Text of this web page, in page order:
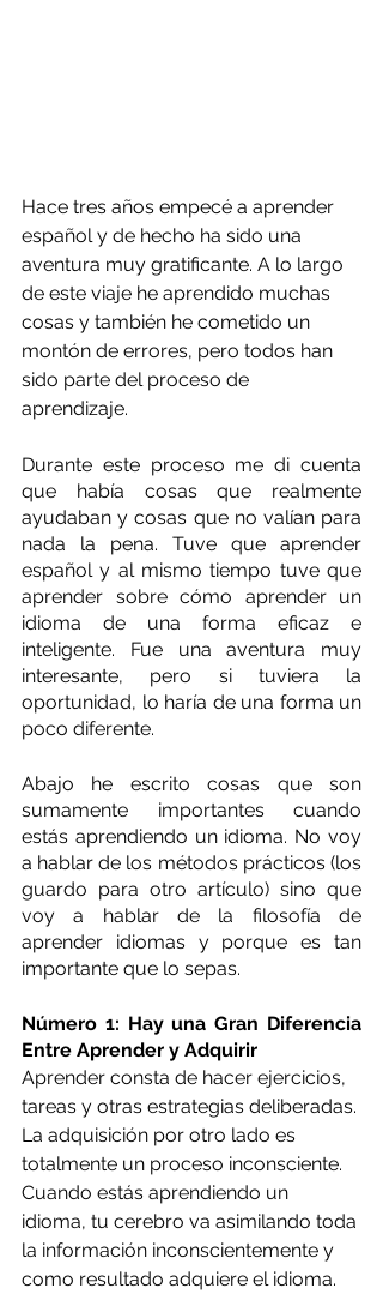
Hace tres años empecé a aprender
español y de hecho ha sido una
aventura muy gratificante. A lo largo
de este viaje he aprendido muchas
cosas y también he cometido un
montón de errores, pero todos han
sido parte del proceso de
aprendizaje.
Durante este proceso me di cuenta
que había cosas que realmente
ayudaban y cosas que no valían para
nada la pena. Tuve que aprender
español y al mismo tiempo tuve que
aprender sobre cómo aprender un
idioma de una forma eficaz e
inteligente. Fue una aventura muy
interesante, pero si tuviera la
oportunidad, lo haría de una forma un
poco diferente.
Abajo he escrito cosas que son
sumamente importantes cuando
estás aprendiendo un idioma. No voy
a hablar de los métodos prácticos (los
guardo para otro artículo) sino que
voy a hablar de la filosofía de
aprender idiomas y porque es tan
importante que lo sepas.
Número 1: Hay una Gran Diferencia
Entre Aprender y Adquirir
Aprender consta de hacer ejercicios,
tareas y otras estrategias deliberadas.
La adquisición por otro lado es
totalmente un proceso inconsciente.
Cuando estás aprendiendo un
idioma, tu cerebro va asimilando toda
la información inconscientemente y
como resultado adquiere el idioma.